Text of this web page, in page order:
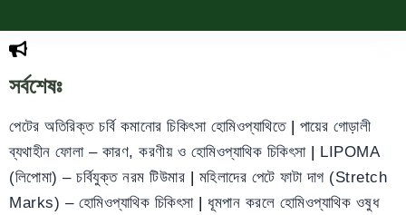
সর্বশেষঃ
পেটের অতিরিক্ত চর্বি কমানোর চিকিৎসা হোমিওপ্যাথিতে | পায়ের গোড়ালী
ব্যথাহীন ফোলা – কারণ, করণীয় ও হোমিওপ্যাথিক চিকিৎসা | LIPOMA
(লিপোমা) – চর্বিযুক্ত নরম টিউমার | মহিলাদের পেটে ফাটা দাগ (Stretch
Marks) – হোমিওপ্যাথিক চিকিৎসা | ধূমপান করলে হোমিওপ্যাথিক ওষুধ